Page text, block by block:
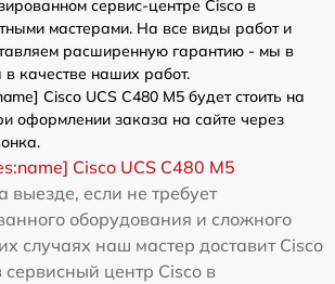
сервис-центре Cisco в
мастерами. На все виды работ и
расширенную гарантию - мы в
качестве наших работ.
Cisco UCS C480 M5 будет стоить на
оформлении заказа на сайте через
Cisco UCS C480 M5
выезде, если не требует
оборудования и сложного
случаях наш мастер доставит Cisco
сервисный центр Cisco в